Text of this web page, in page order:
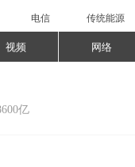
视频 网络
电信 传统能源
亿